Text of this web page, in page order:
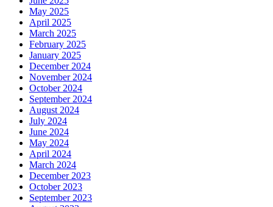
May 2025
April 2025
March 2025
February 2025
January 2025
December 2024
November 2024
October 2024
September 2024
August 2024
July 2024
June 2024
May 2024
April 2024
March 2024
December 2023
October 2023
September 2023